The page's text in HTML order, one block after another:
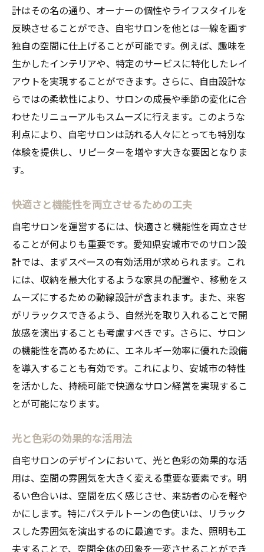
計はその名の通り、オーナーの個性やライフスタイルを
反映させることができ、自宅サロンを他とは一線を画す
独自の空間に仕上げることが可能です。例えば、趣味を
生かしたインテリアや、特定のサービスに特化したレイ
アウトを実現することができます。さらに、自由設計な
らではの柔軟性により、サロンの成長や季節の変化に合
わせたリニューアルもスムーズに行えます。このような
利点により、自宅サロンは訪れる人々にとっても特別な
体験を提供し、リピーターを増やす大きな要因となりま
す。
快適さと機能性を両立させるための工夫
自宅サロンを運営するには、快適さと機能性を両立させ
ることが何よりも重要です。愛知県安城市でのサロン設
計では、まずスペースの有効活用が求められます。これ
には、収納を最大化するような家具の配置や、移動をス
ムーズにするための動線設計が含まれます。また、来客
がリラックスできるよう、自然光を取り入れることで開
放感を演出することも考慮すべきです。さらに、サロン
の機能性を高めるために、エネルギー効率に優れた設備
を導入することも有効です。これにより、安城市の特性
を活かした、持続可能で快適なサロン経営を実現するこ
とが可能になります。
光と色彩の効果的な活用法
自宅サロンのデザインにおいて、光と色彩の効果的な活
用は、空間の雰囲気を大きく変える重要な要素です。明
るい色合いは、空間を広く感じさせ、来訪者の心を軽や
かにします。特にパステルトーンの色使いは、リラック
スした雰囲気を演出するのに最適です。また、照明も工
夫することで、空間全体の印象を一変させることができ